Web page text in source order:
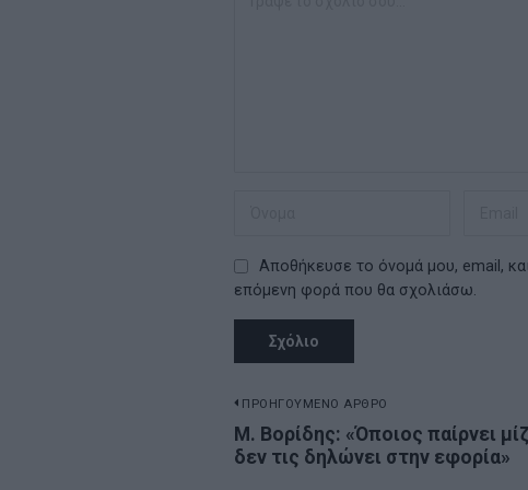
Αποθήκευσε το όνομά μου, email,
επόμενη φορά που θα σχολιάσω.
Πλοήγηση
άρθρων
ΠΡΟΗΓΟΥΜΕΝΟ ΑΡΘΡΟ
Previous
post:
Μ. Βορίδης: «Όποιος παίρνει
δεν τις δηλώνει στην εφορία»